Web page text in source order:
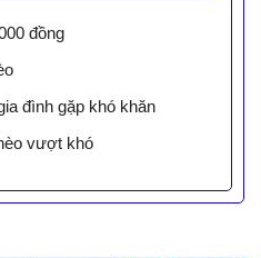
đồng
đình gặp khó khăn
vượt khó